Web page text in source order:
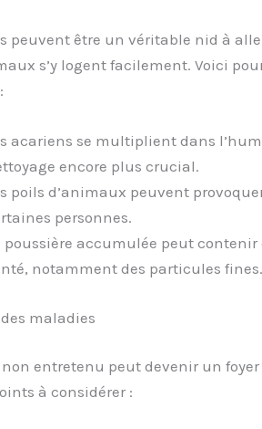
peuvent être un véritable nid à
s’y logent facilement. Voici
acariens se multiplient dans
encore plus crucial.
poils d’animaux peuvent
personnes.
poussière accumulée peut
notamment des particules fines.
maladies
entretenu peut devenir un foyer
à considérer :